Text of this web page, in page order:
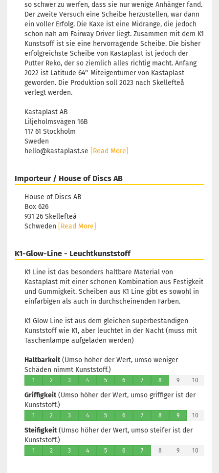
so schwer zu werfen, dass sie nur wenige Anhänger fand.
Der zweite Versuch eine Scheibe herzustellen, war dann
ein voller Erfolg. Die Kaxe ist eine Midrange, die jedoch
schon nah am Fairway Driver liegt. Zusammen mit dem K1
Kunstsoff ist sie eine hervorragende Scheibe. Die bisher
erfolgreichste Scheibe von Kastaplast ist jedoch der
Putter Reko, der so ziemlich alles richtig macht. Anfang
2022 ist Latitude 64° Miteigentümer von Kastaplast
geworden. Die Produktion soll 2023 nach Skellefteå
verlegt werden.
Kastaplast AB
Liljeholmsvägen 16B
117 61 Stockholm
Sweden
hello@kastaplast.se [Read More]
Importeur / House of Discs AB
House of Discs AB
Box 626
931 26 Skellefteå
Schweden [Read More]
K1-Glow-Line - Leuchtkunststoff
K1 Line ist das besonders haltbare Material von
Kastaplast mit einer schönen Kombination aus Festigkeit
und Gummigkeit. Scheiben aus K1 Line gibt es sowohl in
einfarbigen als auch in durchscheinenden Farben.
K1 Glow Line ist aus dem gleichen superbeständigen
Kunststoff wie K1, aber leuchtet in der Nacht (muss mit
Taschenlampe aufgeladen werden)
Haltbarkeit(Umso höher der Wert, umso weniger
Schäden nimmt Kunststoff.)
1 2 3 4 5 6 7 8 9 10
Griffigkeit(Umso höher der Wert, umso griffiger ist der
Kunststoff.)
1 2 3 4 5 6 7 8 9 10
Steifigkeit(Umso höher der Wert, umso steifer ist der
Kunststoff.)
1 2 3 4 5 6 7 8 9 10